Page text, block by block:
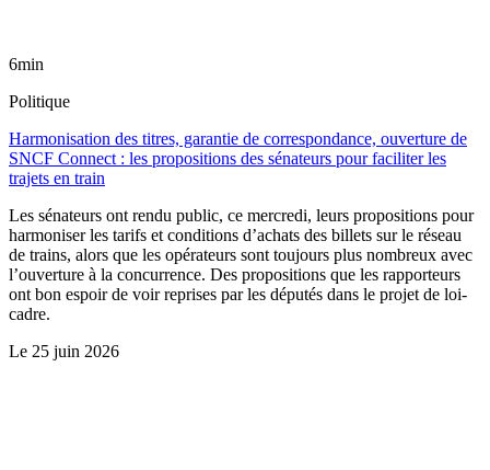
6min
Politique
Harmonisation des titres, garantie de correspondance, ouverture de
SNCF Connect : les propositions des sénateurs pour faciliter les
trajets en train
Les sénateurs ont rendu public, ce mercredi, leurs propositions pour
harmoniser les tarifs et conditions d’achats des billets sur le réseau
de trains, alors que les opérateurs sont toujours plus nombreux avec
l’ouverture à la concurrence. Des propositions que les rapporteurs
ont bon espoir de voir reprises par les députés dans le projet de loi-
cadre.
Le 25 juin 2026